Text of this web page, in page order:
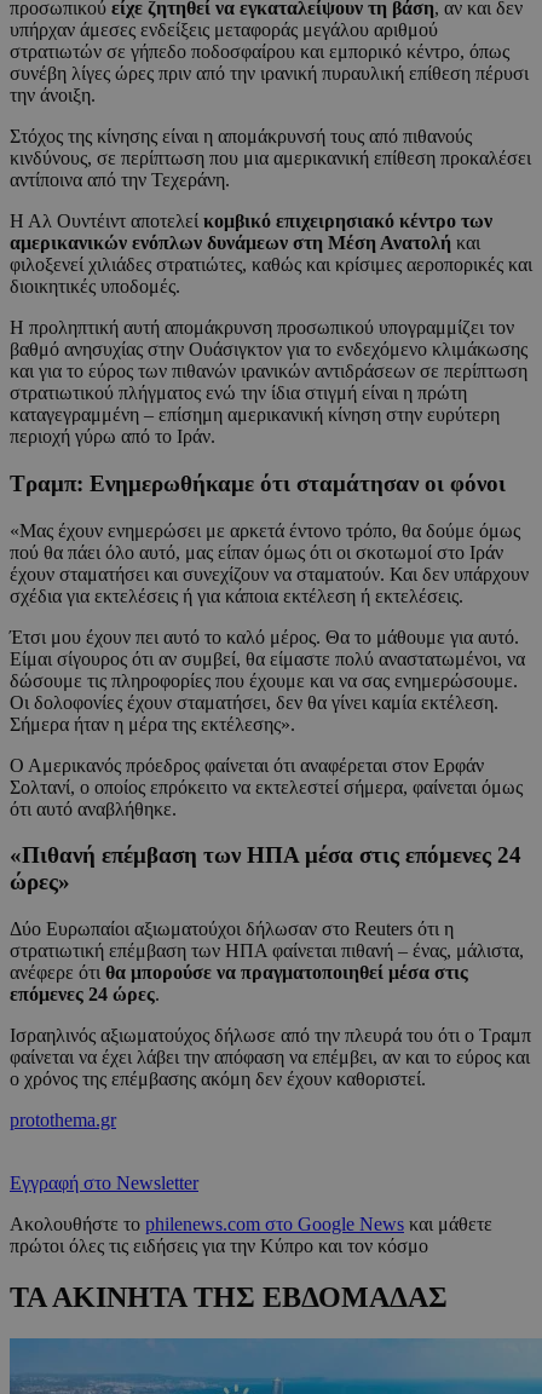
προσωπικού είχε ζητηθεί να εγκαταλείψουν τη βάση, αν και δεν
υπήρχαν άμεσες ενδείξεις μεταφοράς μεγάλου αριθμού
στρατιωτών σε γήπεδο ποδοσφαίρου και εμπορικό κέντρο, όπως
συνέβη λίγες ώρες πριν από την ιρανική πυραυλική επίθεση πέρυσι
την άνοιξη.
Στόχος της κίνησης είναι η απομάκρυνσή τους από πιθανούς
κινδύνους, σε περίπτωση που μια αμερικανική επίθεση προκαλέσει
αντίποινα από την Τεχεράνη.
Η Αλ Ουντέιντ αποτελεί κομβικό επιχειρησιακό κέντρο των
αμερικανικών ενόπλων δυνάμεων στη Μέση Ανατολή και
φιλοξενεί χιλιάδες στρατιώτες, καθώς και κρίσιμες αεροπορικές και
διοικητικές υποδομές.
Η προληπτική αυτή απομάκρυνση προσωπικού υπογραμμίζει τον
βαθμό ανησυχίας στην Ουάσιγκτον για το ενδεχόμενο κλιμάκωσης
και για το εύρος των πιθανών ιρανικών αντιδράσεων σε περίπτωση
στρατιωτικού πλήγματος ενώ την ίδια στιγμή είναι η πρώτη
καταγεγραμμένη – επίσημη αμερικανική κίνηση στην ευρύτερη
περιοχή γύρω από το Ιράν.
Τραμπ: Ενημερωθήκαμε ότι σταμάτησαν οι φόνοι
«Μας έχουν ενημερώσει με αρκετά έντονο τρόπο, θα δούμε όμως
πού θα πάει όλο αυτό, μας είπαν όμως ότι οι σκοτωμοί στο Ιράν
έχουν σταματήσει και συνεχίζουν να σταματούν. Και δεν υπάρχουν
σχέδια για εκτελέσεις ή για κάποια εκτέλεση ή εκτελέσεις.
Έτσι μου έχουν πει αυτό το καλό μέρος. Θα το μάθουμε για αυτό.
Είμαι σίγουρος ότι αν συμβεί, θα είμαστε πολύ αναστατωμένοι, να
δώσουμε τις πληροφορίες που έχουμε και να σας ενημερώσουμε.
Οι δολοφονίες έχουν σταματήσει, δεν θα γίνει καμία εκτέλεση.
Σήμερα ήταν η μέρα της εκτέλεσης».
Ο Αμερικανός πρόεδρος φαίνεται ότι αναφέρεται στον Ερφάν
Σολτανί, ο οποίος επρόκειτο να εκτελεστεί σήμερα, φαίνεται όμως
ότι αυτό αναβλήθηκε.
«Πιθανή επέμβαση των ΗΠΑ μέσα στις επόμενες 24
ώρες»
Δύο Ευρωπαίοι αξιωματούχοι δήλωσαν στο Reuters ότι η
στρατιωτική επέμβαση των ΗΠΑ φαίνεται πιθανή – ένας, μάλιστα,
ανέφερε ότι θα μπορούσε να πραγματοποιηθεί μέσα στις
επόμενες 24 ώρες.
Ισραηλινός αξιωματούχος δήλωσε από την πλευρά του ότι ο Τραμπ
φαίνεται να έχει λάβει την απόφαση να επέμβει, αν και το εύρος και
ο χρόνος της επέμβασης ακόμη δεν έχουν καθοριστεί.
protothema.gr
Εγγραφή στο Newsletter
Ακολουθήστε το philenews.com στο Google News και μάθετε
πρώτοι όλες τις ειδήσεις για την Κύπρο και τον κόσμο
ΤΑ ΑΚΙΝΗΤΑ ΤΗΣ ΕΒΔΟΜΑΔΑΣ